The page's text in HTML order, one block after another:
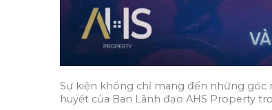
Sự kiện không chỉ mang đến những góc
huyết của Ban Lãnh đạo AHS Property